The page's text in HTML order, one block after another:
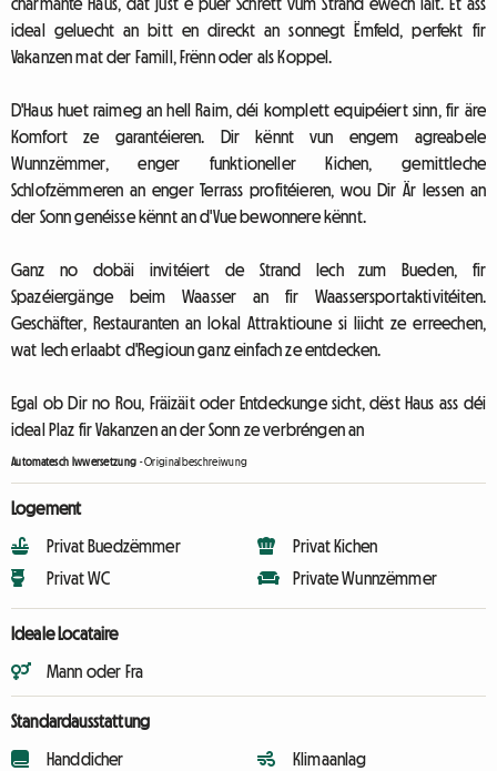
ideal geluecht an bitt en direckt an sonnegt Ëmfeld, perfekt fir
Vakanzen mat der Famill, Frënn oder als Koppel.
D'Haus huet raimeg an hell Raim, déi komplett equipéiert sinn, fir äre
Komfort ze garantéieren. Dir kënnt vun engem agreabele
Wunnzëmmer, enger funktioneller Kichen, gemittleche
Schlofzëmmeren an enger Terrass profitéieren, wou Dir Är Iessen an
der Sonn genéisse kënnt an d'Vue bewonnere kënnt.
Ganz no dobäi invitéiert de Strand Iech zum Bueden, fir
Spazéiergänge beim Waasser an fir Waassersportaktivitéiten.
Geschäfter, Restauranten an lokal Attraktioune si liicht ze erreechen,
wat Iech erlaabt d'Regioun ganz einfach ze entdecken.
Egal ob Dir no Rou, Fräizäit oder Entdeckunge sicht, dëst Haus ass déi
ideal Plaz fir Vakanzen an der Sonn ze verbréngen an
Automatesch Iwwersetzung -Originalbeschreiwung
Logement
Privat Buedzëmmer
Privat WC
Privat Kichen
Private Wunnzëmmer
Ideale Locataire
Mann oder Fra
Standardausstattung
Handdicher
Klimaanlag